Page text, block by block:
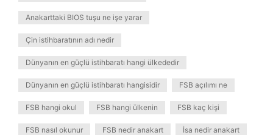
Anakarttaki BIOS tuşu ne işe yarar
Çin istihbaratının adı nedir
Dünyanın en güçlü istihbaratı hangi ülkededir
Dünyanın en güçlü istihbaratı hangisidir FSB açılımı ne
FSB hangi okul FSB hangi ülkenin FSB kaç kişi
FSB nasıl okunur FSB nedir anakart İsa nedir anakart